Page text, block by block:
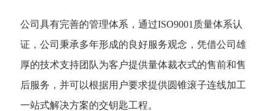
公司具有完善的管理体系，通过ISO9001质量体系认
证，公司秉承多年形成的良好服务观念，凭借公司雄
厚的技术支持团队为客户提供量体裁衣式的售前和售
后服务，并可以根据用户要求提供圆锥滚子连线加工
一站式解决方案的交钥匙工程。